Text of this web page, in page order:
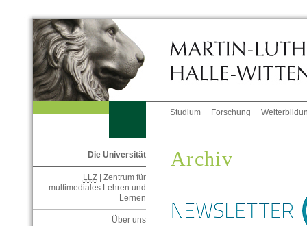
Studium Forschung
Die Universität
LLZ| Zentrum für
multimediales Lehren und
Lernen
Über uns
Archiv